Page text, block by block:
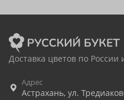
Доставка цветов по
Адрес
Астрахань, ул.